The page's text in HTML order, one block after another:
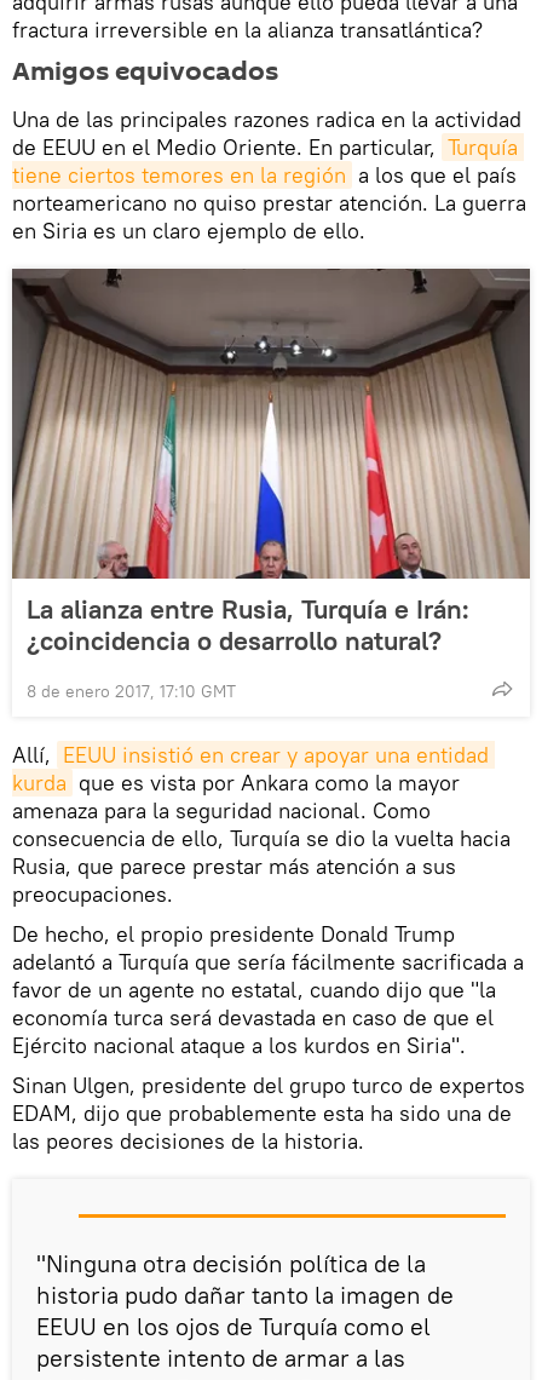
fractura irreversible en la alianza transatlántica?
Amigos equivocados
Una de las principales razones radica en la actividad
de EEUU en el Medio Oriente. En particular, Turquía
tiene ciertos temores en la región a los que el país
norteamericano no quiso prestar atención. La guerra
en Siria es un claro ejemplo de ello.
La alianza entre Rusia, Turquía e Irán:
¿coincidencia o desarrollo natural?
8 de enero 2017, 17:10 GMT
Allí, EEUU insistió en crear y apoyar una entidad
kurda que es vista por Ankara como la mayor
amenaza para la seguridad nacional. Como
consecuencia de ello, Turquía se dio la vuelta hacia
Rusia, que parece prestar más atención a sus
preocupaciones.
De hecho, el propio presidente Donald Trump
adelantó a Turquía que sería fácilmente sacrificada a
favor de un agente no estatal, cuando dijo que "la
economía turca será devastada en caso de que el
Ejército nacional ataque a los kurdos en Siria".
Sinan Ulgen, presidente del grupo turco de expertos
EDAM, dijo que probablemente esta ha sido una de
las peores decisiones de la historia.
"Ninguna otra decisión política de la
historia pudo dañar tanto la imagen de
EEUU en los ojos de Turquía como el
persistente intento de armar a las